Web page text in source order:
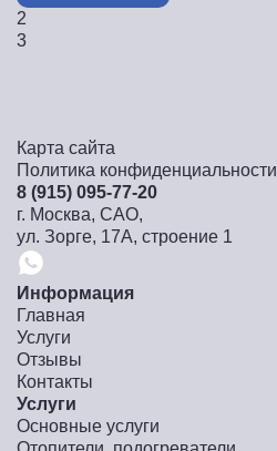
2
3
Карта сайта
Политика конфиденциальности
8 (915) 095-77-20
г. Москва, САО,
ул. Зорге, 17А, строение 1
Информация
Главная
Услуги
Отзывы
Контакты
Услуги
Основные услуги